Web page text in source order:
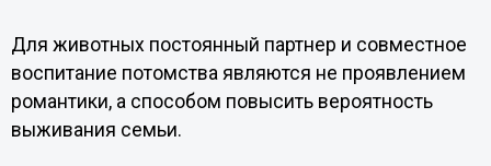
Для животных постоянный партнер и совместное
воспитание потомства являются не проявлением
романтики, а способом повысить вероятность
выживания семьи.